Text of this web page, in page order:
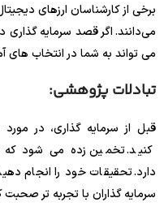
برخی از کارشناسان ارزهای
می‌دانند. اگر قصد سرمایه گذاری
می تواند به شما در انتخاب های
تبادلات پژوهشی:
قبل از سرمایه گذاری، در
دارد. تحقیقات خود را انجام
سرمایه گذاران با تجربه تر صحبت